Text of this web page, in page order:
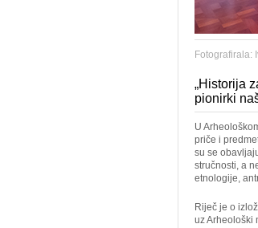
Fotografirala:
„Historija
pionirki
U
priče i
su se
stručnosti, a
etnologije,
Riječ je o
uz Arheološki